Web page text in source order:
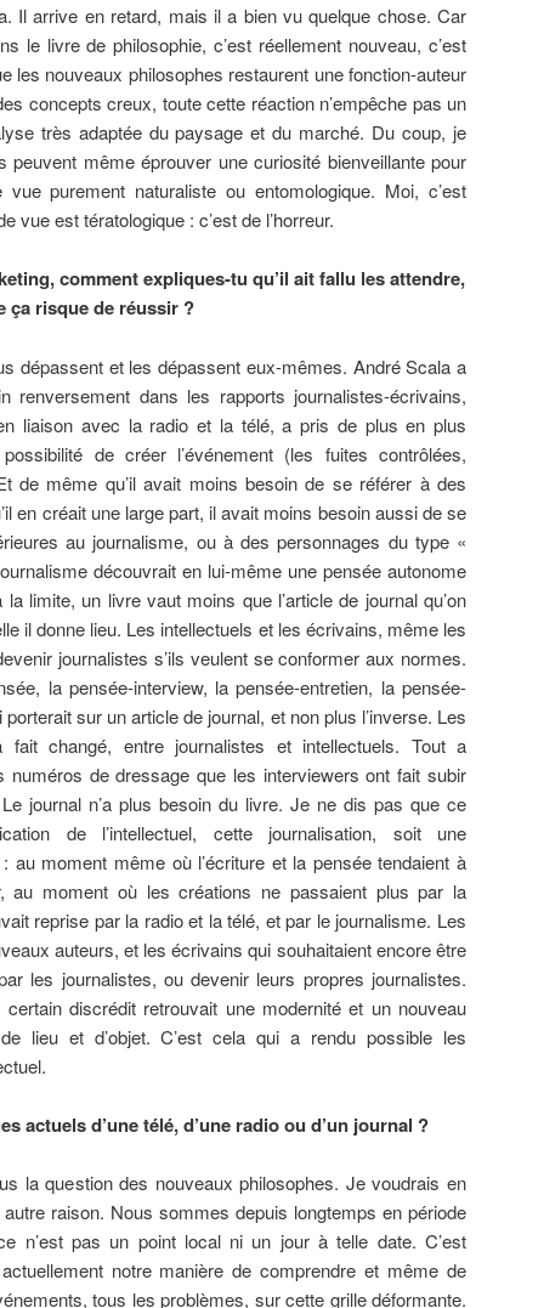
Il arrive en retard, mais il a bien vu quelque chose. Car
le livre de philosophie, c’est réellement nouveau, c’est
les nouveaux philosophes restaurent une fonction-auteur
concepts creux, toute cette réaction n’empêche pas un
très adaptée du paysage et du marché. Du coup, je
peuvent même éprouver une curiosité bienveillante pour
vue purement naturaliste ou entomologique. Moi, c’est
vue est tératologique : c’est de l’horreur.
comment expliques-tu qu’il ait fallu les attendre,
ça risque de réussir ?
dépassent et les dépassent eux-mêmes. André Scala a
renversement dans les rapports journalistes-écrivains,
liaison avec la radio et la télé, a pris de plus en plus
de créer l’événement (les fuites contrôlées,
de même qu’il avait moins besoin de se référer à des
en créait une large part, il avait moins besoin aussi de se
au journalisme, ou à des personnages du type «
découvrait en lui-même une pensée autonome
limite, un livre vaut moins que l’article de journal qu’on
il donne lieu. Les intellectuels et les écrivains, même les
journalistes s’ils veulent se conformer aux normes.
la pensée-interview, la pensée-entretien, la pensée-
sur un article de journal, et non plus l’inverse. Les
changé, entre journalistes et intellectuels. Tout a
de dressage que les interviewers ont fait subir
journal n’a plus besoin du livre. Je ne dis pas que ce
de l’intellectuel, cette journalisation, soit une
au moment même où l’écriture et la pensée tendaient à
au moment où les créations ne passaient plus par la
reprise par la radio et la télé, et par le journalisme. Les
auteurs, et les écrivains qui souhaitaient encore être
les journalistes, ou devenir leurs propres journalistes.
discrédit retrouvait une modernité et un nouveau
lieu et d’objet. C’est cela qui a rendu possible les
actuels d’une télé, d’une radio ou d’un journal ?
la question des nouveaux philosophes. Je voudrais en
raison. Nous sommes depuis longtemps en période
n’est pas un point local ni un jour à telle date. C’est
notre manière de comprendre et même de
tous les problèmes, sur cette grille déformante.